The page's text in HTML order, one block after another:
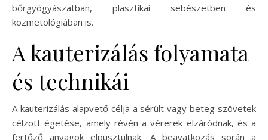
bőrgyógyászatban, plasztikai sebészetben és
kozmetológiában is.
A kauterizálás folyamata
és technikái
A kauterizálás alapvető célja a sérült vagy beteg szövetek
célzott égetése, amely révén a vérerek elzáródnak, és a
fertőző anyagok elpusztulnak. A beavatkozás során a